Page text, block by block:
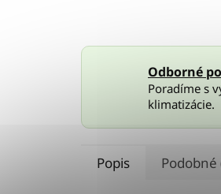
Odborné
Poradíme s
klimatizácie.
Popis Podobné